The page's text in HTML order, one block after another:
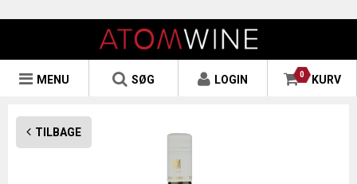
0 KURV
LOGIN
SØG
MENU
TILBAGE